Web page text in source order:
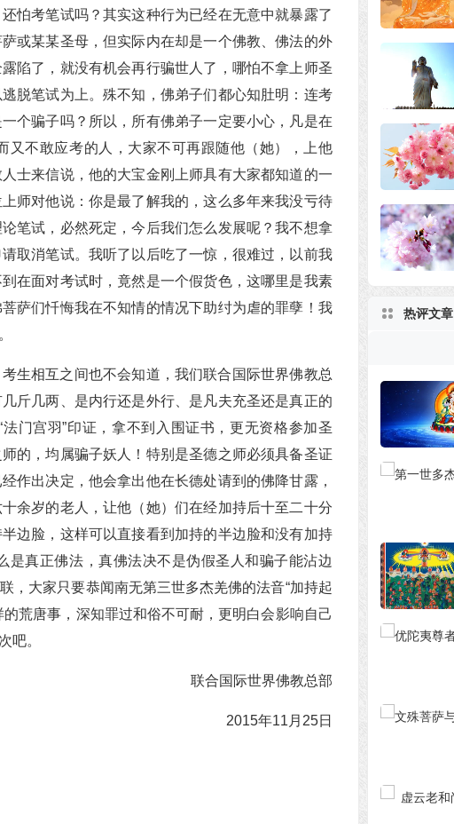
怕考笔试吗？其实这种行为已经在无意中就暴露了
或某某圣母，但实际内在却是一个佛教、佛法的外
陷了，就没有机会再行骗世人了，哪怕不拿上师圣
脱笔试为上。殊不知，佛弟子们都心知肚明：连考
个骗子吗？所以，所有佛弟子一定要小心，凡是在
又不敢应考的人，大家不可再跟随他（她），上他
士来信说，他的大宝金刚上师具有大家都知道的一
师对他说：你是最了解我的，这么多年来我没亏待
笔试，必然死定，今后我们怎么发展呢？我不想拿
取消笔试。我听了以后吃了一惊，很难过，以前我
在面对考试时，竟然是一个假货色，这哪里是我素
萨们忏悔我在不知情的情况下助纣为虐的罪孽！我
生相互之间也不会知道，我们联合国际世界佛教总
斤几两、是内行还是外行、是凡夫充圣还是真正的
门宫羽”印证，拿不到入围证书，更无资格参加圣
的，均属骗子妖人！特别是圣德之师必须具备圣证
作出决定，他会拿出他在长德处请到的佛降甘露，
余岁的老人，让他（她）们在经加持后十至二十分
边脸，这样可以直接看到加持的半边脸和没有加持
真正佛法，真佛法决不是伪假圣人和骗子能沾边
，大家只要恭闻南无第三世多杰羌佛的法音“加持起
荒唐事，深知罪过和俗不可耐，更明白会影响自己
吧。
联合国际世界佛教总部
2015年11月25日
热评文章